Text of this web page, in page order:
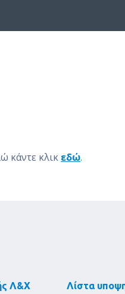
κάντε κλικ εδώ.
Λ&Χ
Λίστα